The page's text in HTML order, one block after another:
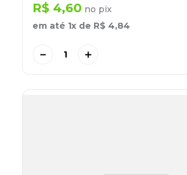
R$ 4,60 no pix
em até 1x de R$ 4,84
＋
－